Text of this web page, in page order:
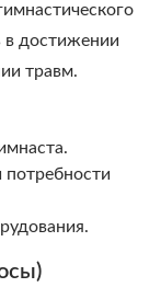
в достижении
травм.